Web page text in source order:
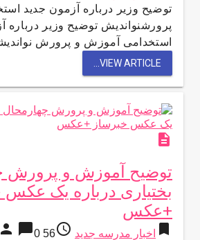
توضیح وزیر درباره آزمون جدید
پرورشنواندیش توضیح وزیر درباره
استخدامی آموزش و پرورش
VIEW ARTICLE...
description
توضیح آموزش و پرورش
بختیاری درباره یک عکس
+عکس
bookmark اخبار مدرسه جدید access_time
56 years ago
person chat_bubble0